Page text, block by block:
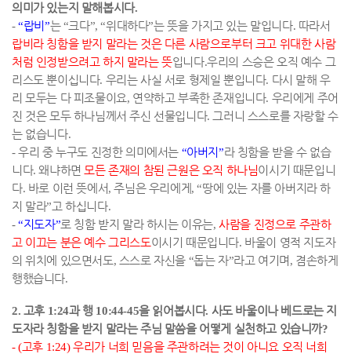
의미가 있는지 말해봅시다.
-“랍비”는“크다”, “위대하다”는 뜻을 가지고 있는 말입니다. 따라서
랍비라 칭함을 받지 말라는 것은 다른 사람으로부터 크고 위대한 사람
처럼 인정받으려고 하지 말라는 뜻입니다.우리의 스승은 오직 예수 그
리스도 뿐이십니다. 우리는 사실 서로 형제일 뿐입니다. 다시 말해 우
리 모두는 다 피조물이요, 연약하고 부족한 존재입니다. 우리에게 주어
진 것은 모두 하나님께서 주신 선물입니다. 그러니 스스로를 자랑할 수
는 없습니다.
-우리 중 누구도 진정한 의미에서는 “아버지”라 칭함을 받을 수 없습
니다.왜냐하면 모든 존재의 참된 근원은 오직 하나님이시기 때문입니
다. 바로 이런 뜻에서,주님은 우리에게 , “땅에 있는 자를 아버지라 하
지 말라”고 하십니다.
-“지도자”로 칭함 받지 말라 하시는 이유는,사람을 진정으로 주관하
고 이끄는 분은 예수 그리스도이시기 때문입니다. 바울이 영적 지도자
의 위치에 있으면서도, 스스로 자신을 “돕는 자”라고 여기며 , 겸손하게
행했습니다.
2. 고후 1:24과 행 10:44-45을 읽어봅시다. 사도 바울이나 베드로는 지
도자라 칭함을 받지 말라는 주님 말씀을 어떻게 실천하고 있습니까?
- (고후 1:24)우리가 너희 믿음을 주관하려는 것이 아니요 오직 너희